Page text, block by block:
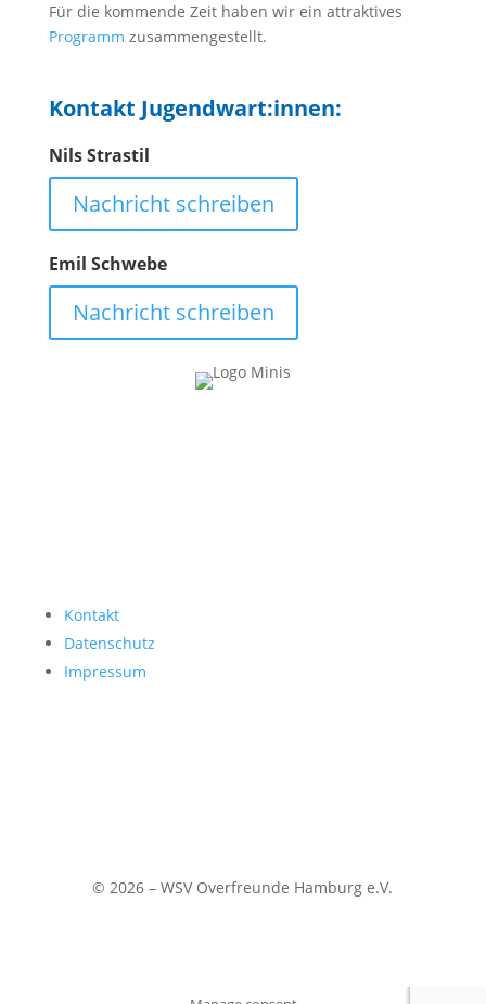
Für die kommende Zeit haben wir ein attraktives
Programm zusammengestellt.
Kontakt Jugendwart:innen:
Nils Strastil
Nachricht schreiben
Emil Schwebe
Nachricht schreiben
Kontakt
Datenschutz
Impressum
© 2026 – WSV Overfreunde Hamburg e.V.